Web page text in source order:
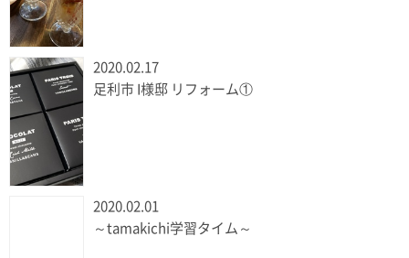
2020.02.17
足利市 I様邸 リフォーム①
2020.02.01
～tamakichi学習タイム～